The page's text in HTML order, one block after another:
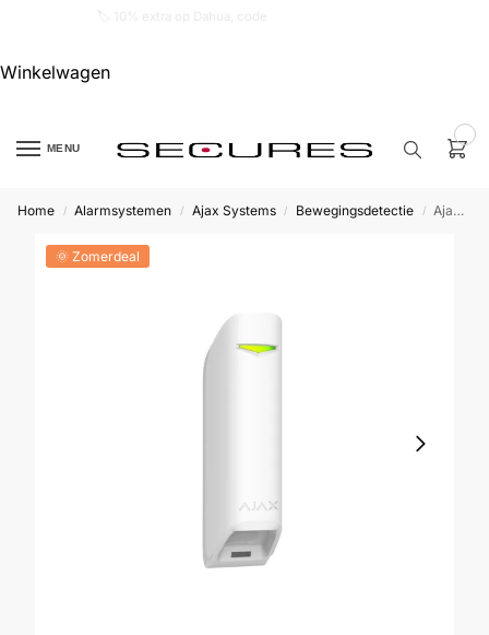
Winkelwagen
MENU
product…
Home / Alarmsystemen / Ajax Systems / Bewegingsdetectie / Ajax MotionProtect Curtain
🌞 Zomerdeal